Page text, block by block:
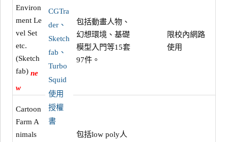
CGTra
der、
Sketch
fab、
Turbo
Squid
使用
授權
書
Environ
ment Le
vel Set
etc.
(Sketch
fab)ne
w
包括動畫人物、
幻想環境、基礎
模型入門等15套
97件。
限校內網路
使用
Cartoon
Farm A
nimals
包括low poly人